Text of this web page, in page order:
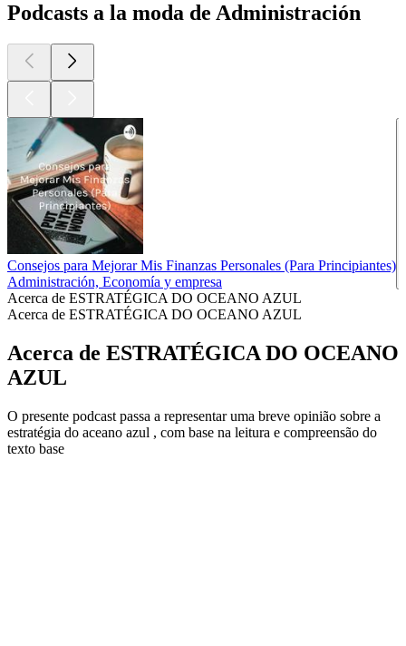
Podcasts a la moda de Administración
Consejos para Mejorar Mis Finanzas Personales (Para Principiantes)
Administración, Economía y empresa
Acerca de ESTRATÉGICA DO OCEANO AZUL
Acerca de ESTRATÉGICA DO OCEANO AZUL
Acerca de ESTRATÉGICA DO OCEANO
AZUL
O presente podcast passa a representar uma breve opinião sobre a
estratégia do aceano azul , com base na leitura e compreensão do
texto base